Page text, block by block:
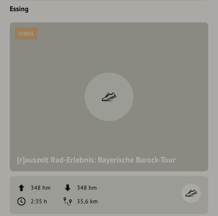
Essing
[r]auszeit Rad-Erlebnis: Bayerische Barock-Tour
mittel
348 hm
348 hm
2:35 h
35,6 km